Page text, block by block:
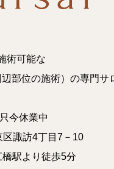
術可能な
部位の施術）の専門サ
今休業中
諏訪4丁目7－10
駅より徒歩5分